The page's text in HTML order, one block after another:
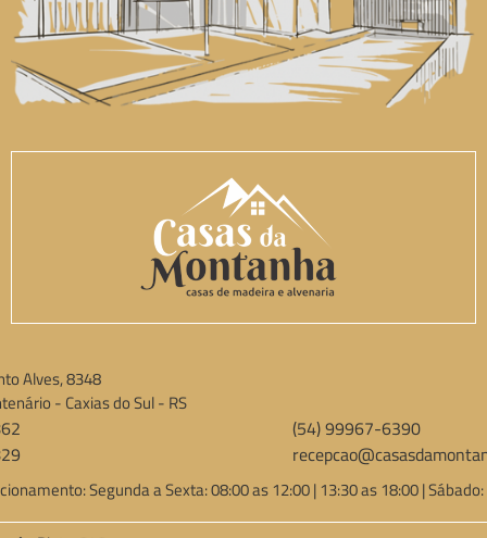
Alves, 8348
- Caxias do Sul - RS
(54) 99967-6390
Segunda a Sexta: 08:00 as 12:00 | 13:30 as 18:00 |